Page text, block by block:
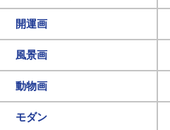
開運画
風景画
動物画
モダン